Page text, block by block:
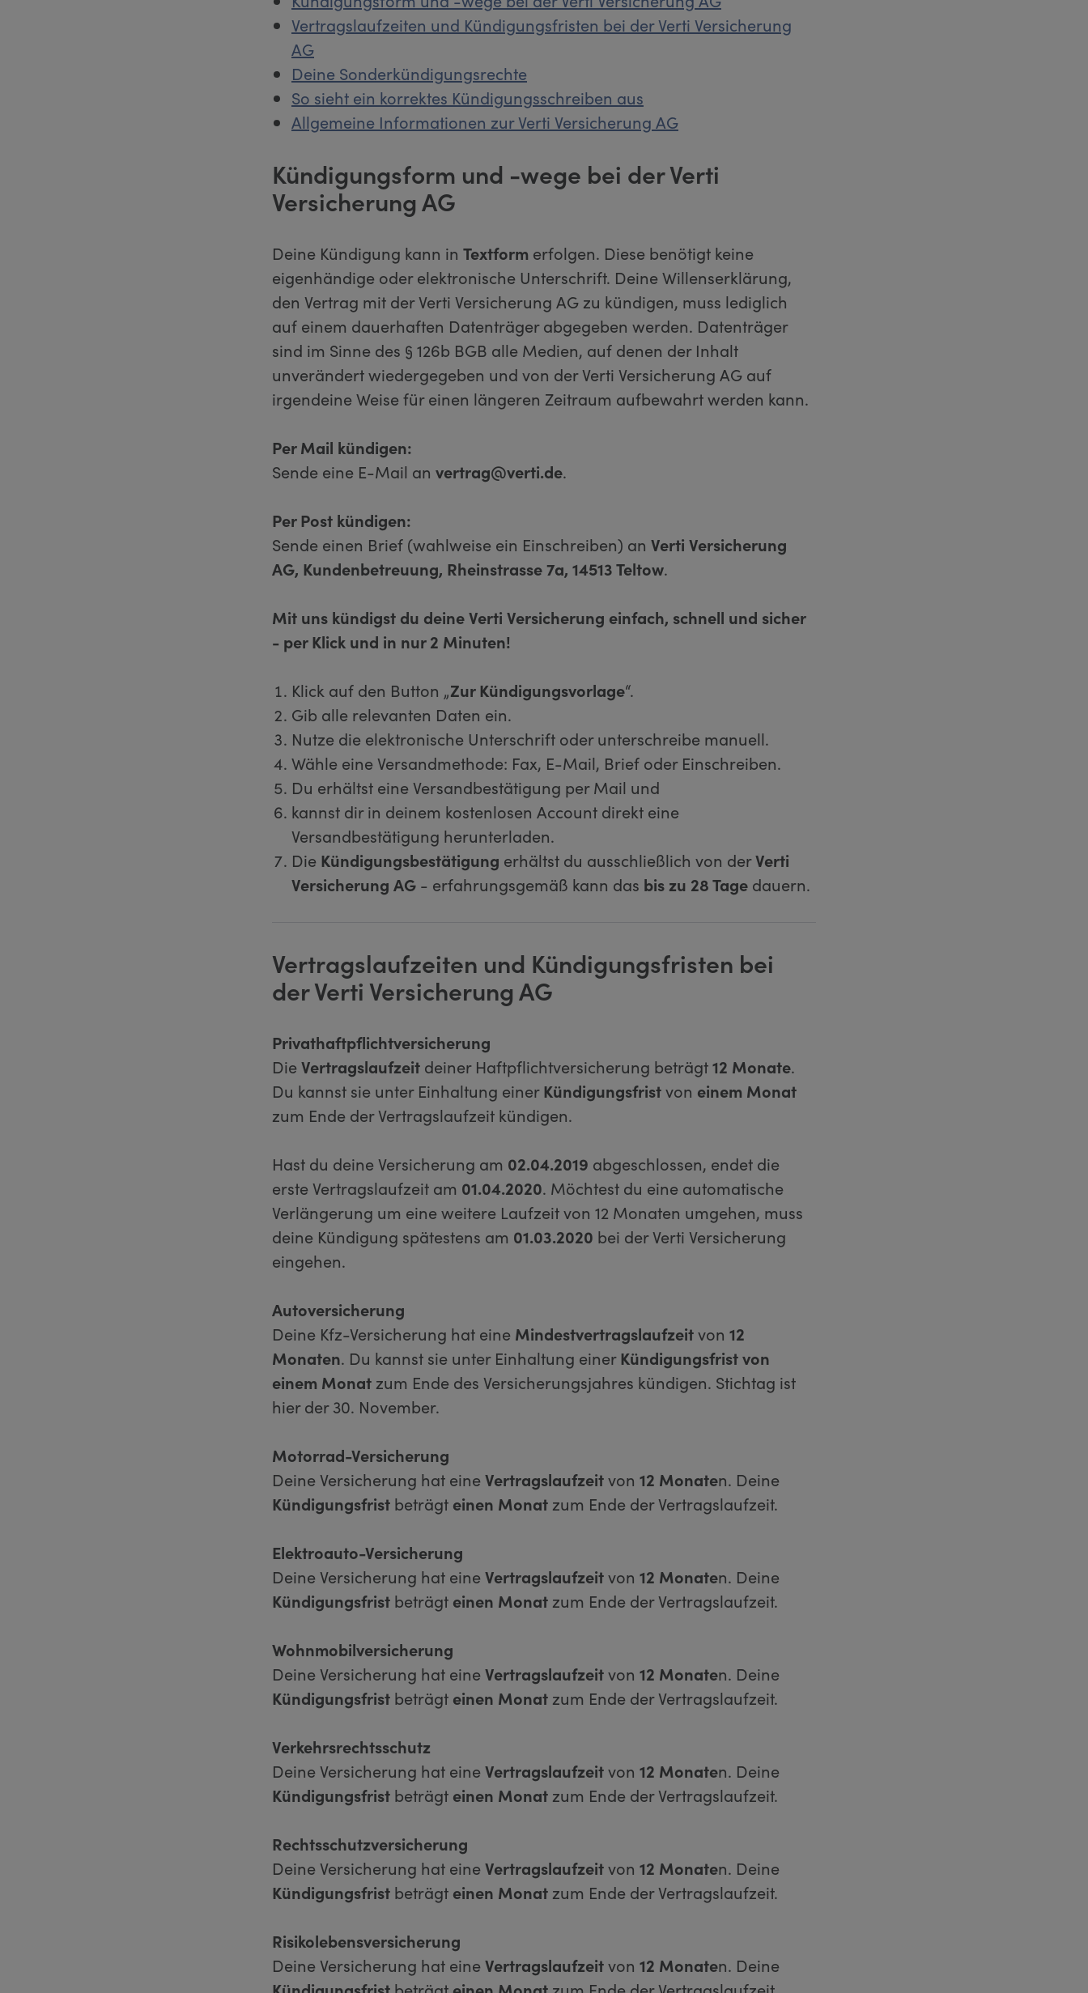
Vertragslaufzeiten und Kündigungsfristen bei der Verti Versicherung
AG
Deine Sonderkündigungsrechte
So sieht ein korrektes Kündigungsschreiben aus
Allgemeine Informationen zur Verti Versicherung AG
Kündigungsform und -wege bei der Verti
Versicherung AG
Deine Kündigung kann in Textform erfolgen. Diese benötigt keine
eigenhändige oder elektronische Unterschrift. Deine Willenserklärung,
den Vertrag mit der Verti Versicherung AG zu kündigen, muss lediglich
auf einem dauerhaften Datenträger abgegeben werden. Datenträger
sind im Sinne des § 126b BGB alle Medien, auf denen der Inhalt
unverändert wiedergegeben und von der Verti Versicherung AG auf
irgendeine Weise für einen längeren Zeitraum aufbewahrt werden kann.
Per Mail kündigen:
Sende eine E-Mail an vertrag@verti.de.
Per Post kündigen:
Sende einen Brief (wahlweise ein Einschreiben) an Verti Versicherung
AG, Kundenbetreuung, Rheinstrasse 7a, 14513 Teltow.
Mit uns kündigst du deine Verti Versicherung einfach, schnell und sicher
- per Klick und in nur 2 Minuten!
Klick auf den Button „Zur Kündigungsvorlage“.
Gib alle relevanten Daten ein.
Nutze die elektronische Unterschrift oder unterschreibe manuell.
Wähle eine Versandmethode: Fax, E-Mail, Brief oder Einschreiben.
Du erhältst eine Versandbestätigung per Mail und
kannst dir in deinem kostenlosen Account direkt eine
Versandbestätigung herunterladen.
Die Kündigungsbestätigung erhältst du ausschließlich von derVerti
Versicherung AG - erfahrungsgemäß kann das bis zu 28 Tage dauern.
Vertragslaufzeiten und Kündigungsfristen bei
der Verti Versicherung AG
Privathaftpflichtversicherung
DieVertragslaufzeit deiner Haftpflichtversicherung beträgt12 Monate.
Du kannst sie unter Einhaltung einerKündigungsfristvon einem Monat
zum Ende der Vertragslaufzeit kündigen.
Hast du deine Versicherung am 02.04.2019 abgeschlossen, endet die
erste Vertragslaufzeit am 01.04.2020. Möchtest du eine automatische
Verlängerung um eine weitere Laufzeit von 12 Monaten umgehen, muss
deine Kündigung spätestens am 01.03.2020 bei der Verti Versicherung
eingehen.
Autoversicherung
Deine Kfz-Versicherung hat eine Mindestvertragslaufzeitvon 12
Monaten. Du kannst sie unter Einhaltung einerKündigungsfrist von
einem Monat zum Ende des Versicherungsjahres kündigen. Stichtag ist
hier der 30. November.
Motorrad-Versicherung
Deine Versicherung hat eineVertragslaufzeitvon 12 Monaten. Deine
Kündigungsfrist beträgt einen Monat zum Ende der Vertragslaufzeit.
Elektroauto-Versicherung
Deine Versicherung hat eineVertragslaufzeitvon 12 Monaten. Deine
Kündigungsfrist beträgt einen Monat zum Ende der Vertragslaufzeit.
Wohnmobilversicherung
Deine Versicherung hat eineVertragslaufzeitvon 12 Monaten. Deine
Kündigungsfrist beträgt einen Monat zum Ende der Vertragslaufzeit.
Verkehrsrechtsschutz
Deine Versicherung hat eineVertragslaufzeitvon 12 Monaten. Deine
Kündigungsfrist beträgt einen Monat zum Ende der Vertragslaufzeit.
Rechtsschutzversicherung
Deine Versicherung hat eineVertragslaufzeitvon 12 Monaten. Deine
Kündigungsfrist beträgt einen Monat zum Ende der Vertragslaufzeit.
Risikolebensversicherung
Deine Versicherung hat eineVertragslaufzeitvon 12 Monaten. Deine